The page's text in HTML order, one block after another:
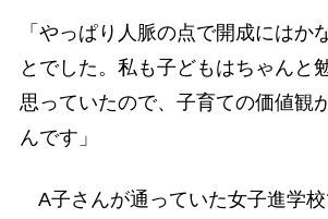
「やっぱり人脈の点で開成にはか
とでした。私も子どもはちゃんと
思っていたので、子育ての価値観
んです」
A子さんが通っていた女子進学